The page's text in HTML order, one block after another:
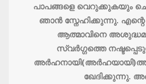
പാപങ്ങളെ വെറുക്കുകയും
ഞാന്‍ സ്നേഹിക്കുന്നു.
ആത്മാവിനെ
സ്വര്‍ഗ്ഗത്തെ
ഖേദിക്കുന്നു.